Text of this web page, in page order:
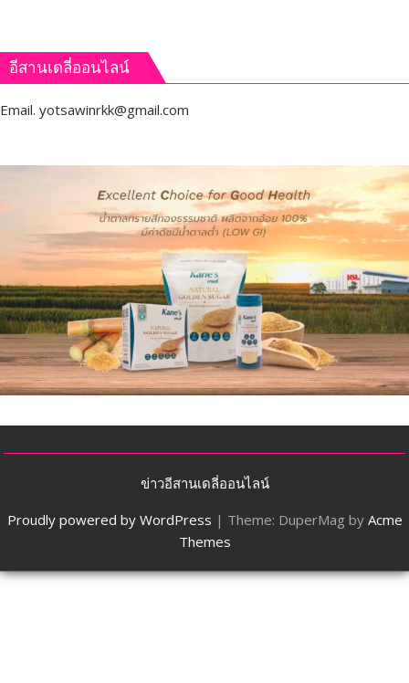
อีสานเดลี่ออนไลน์
Email. yotsawinrkk@gmail.com
ข่าวอีสานเดลี่ออนไลน์
Proudly powered by WordPress | Theme: DuperMag by Acme
Themes